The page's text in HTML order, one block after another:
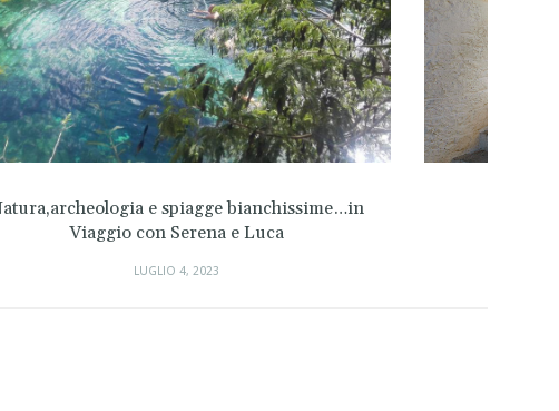
Oleoturismo in Puglia